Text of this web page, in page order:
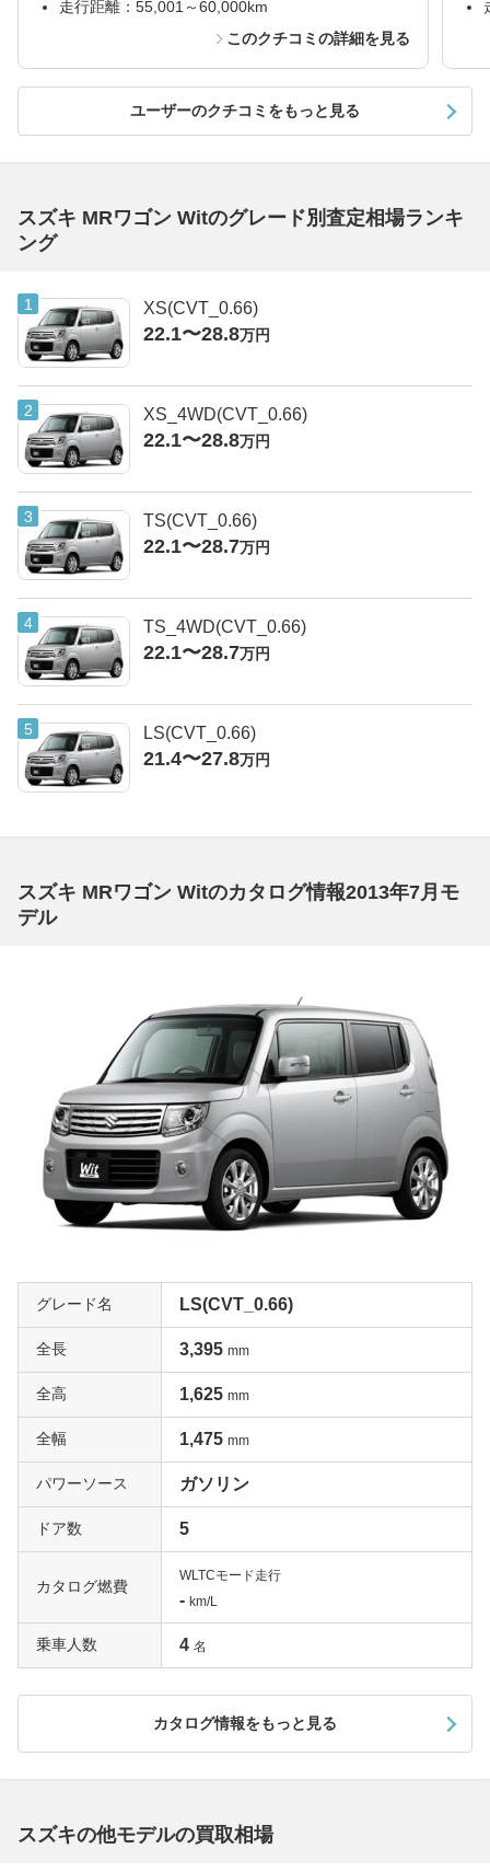
走行距離：55,001～60,000km
このクチコミの詳細を見る
ユーザーのクチコミをもっと見る
スズキ MRワゴン Witのグレード別査定相場ランキ
ング
XS(CVT_0.66)
22.1〜28.8万円
XS_4WD(CVT_0.66)
22.1〜28.8万円
TS(CVT_0.66)
22.1〜28.7万円
TS_4WD(CVT_0.66)
22.1〜28.7万円
LS(CVT_0.66)
21.4〜27.8万円
スズキ MRワゴン Witのカタログ情報2013年7月モ
デル
グレード名 LS(CVT_0.66)
全長 3,395 mm
全高 1,625 mm
全幅 1,475 mm
パワーソース ガソリン
ドア数 5
カタログ燃費
WLTCモード走行
- km/L
乗車人数 4 名
カタログ情報をもっと見る
スズキの他モデルの買取相場